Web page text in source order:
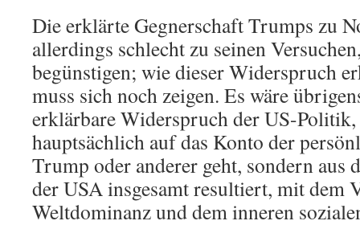
Die erklärte Gegnerschaft Trumps zu
allerdings schlecht zu seinen
begünstigen; wie dieser Widerspruch
muss sich noch zeigen. Es wäre
erklärbare Widerspruch der US-
hauptsächlich auf das Konto der
Trump oder anderer geht, sondern aus
der USA insgesamt resultiert, mit dem
Weltdominanz und dem inneren